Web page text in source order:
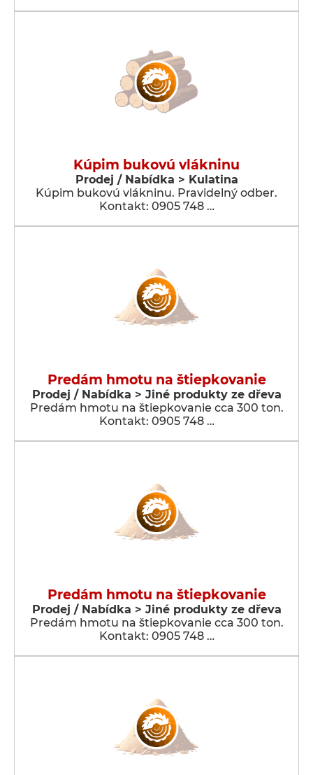
Kúpim bukovú vlákninu
Prodej / Nabídka > Kulatina
Kúpim bukovú vlákninu. Pravidelný odber.
Kontakt: 0905 748 …
Predám hmotu na štiepkovanie
Prodej / Nabídka > Jiné produkty ze dřeva
Predám hmotu na štiepkovanie cca 300 ton.
Kontakt: 0905 748 …
Predám hmotu na štiepkovanie
Prodej / Nabídka > Jiné produkty ze dřeva
Predám hmotu na štiepkovanie cca 300 ton.
Kontakt: 0905 748 …